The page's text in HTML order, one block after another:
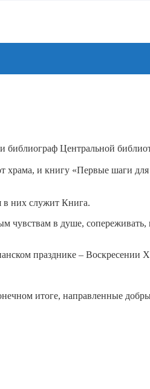
библиограф Центральной
храма, и книгу «Первые шаги для
в них служит Книга.
чувствам в душе, сопереживать,
празднике – Воскресении
итоге, направленные